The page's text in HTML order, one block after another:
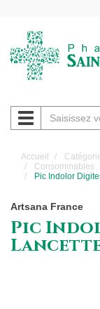
Navigation
Accueil
Consommables
Pic Indolor
Artsana France
Pic
Lancette